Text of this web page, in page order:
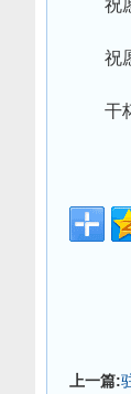
祝
祝
干
上一篇: